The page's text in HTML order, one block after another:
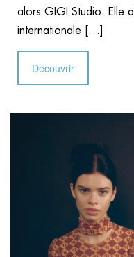
alors GIGI Studio. Elle
internationale […]
Découvrir